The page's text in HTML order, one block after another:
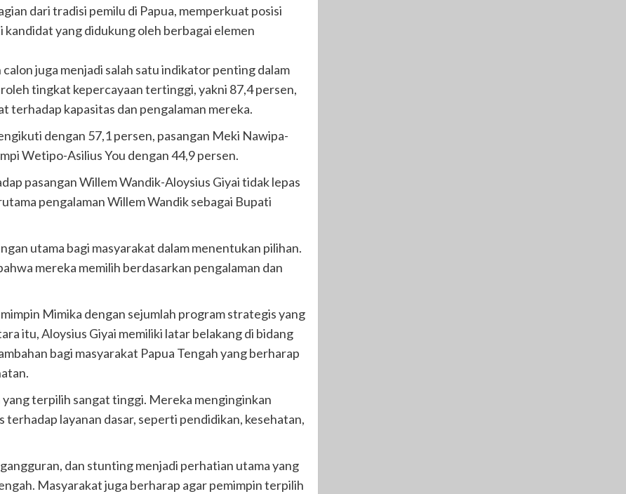
dari tradisi pemilu di Papua, memperkuat posisi
yang didukung oleh berbagai elemen
juga menjadi salah satu indikator penting dalam
tingkat kepercayaan tertinggi, yakni 87,4 persen,
terhadap kapasitas dan pengalaman mereka.
dengan 57,1 persen, pasangan Meki Nawipa-
Wetipo-Asilius You dengan 44,9 persen.
pasangan Willem Wandik-Aloysius Giyai tidak lepas
pengalaman Willem Wandik sebagai Bupati
utama bagi masyarakat dalam menentukan pilihan.
mereka memilih berdasarkan pengalaman dan
Mimika dengan sejumlah program strategis yang
itu, Aloysius Giyai memiliki latar belakang di bidang
bagi masyarakat Papua Tengah yang berharap
terpilih sangat tinggi. Mereka menginginkan
layanan dasar, seperti pendidikan, kesehatan,
dan stunting menjadi perhatian utama yang
Masyarakat juga berharap agar pemimpin terpilih